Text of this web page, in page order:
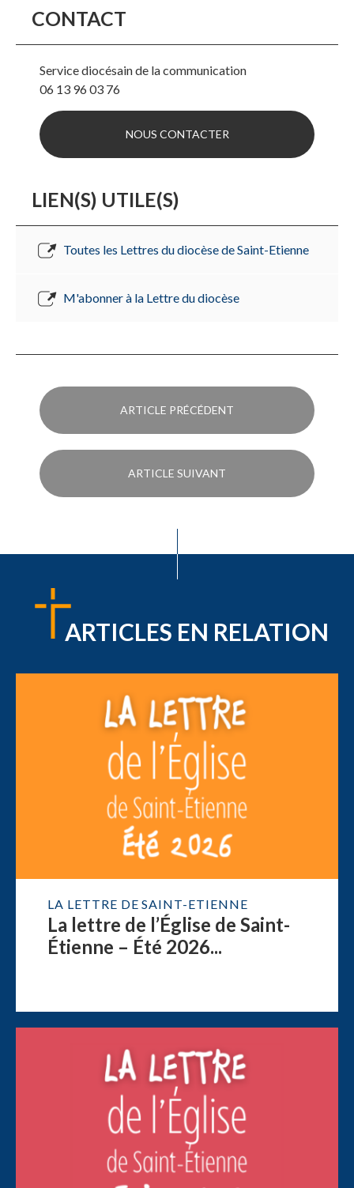
CONTACT
Service diocésain de la communication
06 13 96 03 76
NOUS CONTACTER
LIEN(S) UTILE(S)
Toutes les Lettres du diocèse de Saint-Etienne
M'abonner à la Lettre du diocèse
ARTICLE PRÉCÉDENT
ARTICLE SUIVANT
ARTICLES EN RELATION
LA LETTRE DE SAINT-ETIENNE
La lettre de l’Église de Saint-
Étienne – Été 2026...